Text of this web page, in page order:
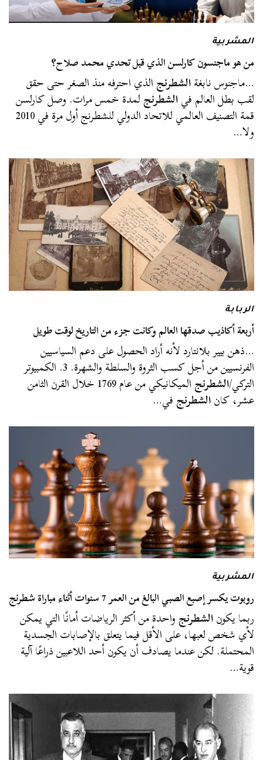
المشربية
من هو ماجنسون كارلسن الذي قبل تحدي محمد صلاح؟
…ماجنوس نابغةالشطرنجالذي احترفه منذ الصغر حتى حقق
لقب بطل العالم فيالشطرنجلمدة خمس مرات. وصل كارلسن
قمة التصنيف العالمي للاتحاد الدولي للشطرنج أول مرة في 2010
ولا…
الربابة
أربعة أكاذيب صدقها العالم وكانت جزء من التاريخ لوقت طويل
…ذهن بيير بلانتارد لأنه أراد الحصول على دعم السياسيين
الفرنسيين من أجل كسب الثروة والسلطة والشهرة. 3. الكمبيوتر
التركي/الشطرنج الميكانيكي من عام 1769 خلال القرن الثامن
عشر، كانالشطرنجفي…
المشربية
روبوت يكسر إصبع الصبي البالغ من العمر 7 سنوات أثناء مباراة شطرنج
ربما يكونالشطرنجواحدة من أكثر الرياضات أمانًا التي يمكن
لأي شخص لعبها، على الأقل فيما يتعلق بالإصابات الجسدية
المحتملة. لكن عندما يصادف أن يكون أحد اللاعبين ذراعًا آلية
قوية…